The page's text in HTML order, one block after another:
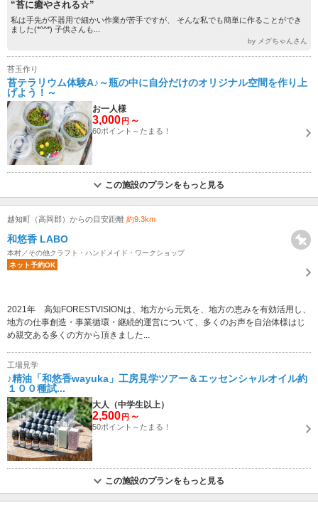
“苔に癒やされる☆”
私は手先が不器用で細かい作業が苦手ですが、 そんな私でも簡単に作ることができ
ました(*^^*) 子供さんも...
by メグちゃんさん
苔玉作り
苔テラリウム体験A♪～瓶の中に自分だけのオリジナル空間を作り上
げよう！～
お一人様
3,000 円 ～
60ポイント～たまる！
この施設のプランをもっと見る
越知町（高岡郡）からの目安距離 約9.3km
和悠香 LABO
本村／その他クラフト・ハンドメイド・ワークショップ
ネット予約OK
2021年 高知FORESTVISIONは、地方から元気を、地方の恵みを有効活用し、
地方の仕事創造・事業循環・継続的運営について、多くのお声を自治体様はじ
め親交ある多くの方から頂きました...
工場見学
♪精油「和悠香wayuka」工房見学ツアー＆エッセンシャルオイル約
１００種試...
大人（中学生以上）
2,500 円 ～
50ポイント～たまる！
この施設のプランをもっと見る